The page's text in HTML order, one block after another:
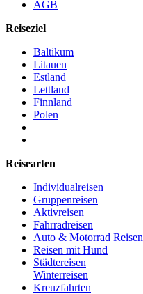
AGB
Reiseziel
Baltikum
Litauen
Estland
Lettland
Finnland
Polen
Reisearten
Individualreisen
Gruppenreisen
Aktivreisen
Fahrradreisen
Auto & Motorrad Reisen
Reisen mit Hund
Städtereisen
Winterreisen
Kreuzfahrten